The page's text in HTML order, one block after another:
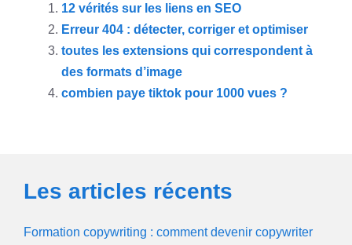
12 vérités sur les liens en SEO
Erreur 404 : détecter, corriger et optimiser
toutes les extensions qui correspondent à
des formats d’image
combien paye tiktok pour 1000 vues ?
Les articles récents
Formation copywriting : comment devenir copywriter